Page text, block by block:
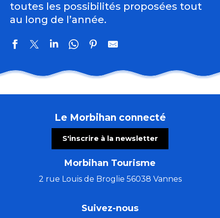
toutes les possibilités proposées tout
au long de l’année.
Comestibles prés-salés
Atelier : Le parfum au Moyen Âge
Concert : The Rumpled au Thy'roir
Stage de tapisserie en ameublement
Trio Pêr Vari Kervarec
Les chemins du Graal avec Marie Semaille -
Concert musique baroque : rossignol en amour
Le Morbihan connecté
S'inscrire à la newsletter
Morbihan Tourisme
2 rue Louis de Broglie 56038 Vannes
Suivez-nous